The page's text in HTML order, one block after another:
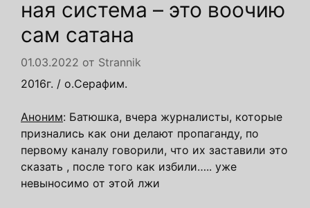
ная система – это воочию
сам сатана
01.03.2022 от Strannik
2016г. / о.Серафим.
Аноним: Батюшка, вчера журналисты, которые
признались как они делают пропаганду, по
первому каналу говорили, что их заставили это
сказать , после того как избили….. уже
невыносимо от этой лжи